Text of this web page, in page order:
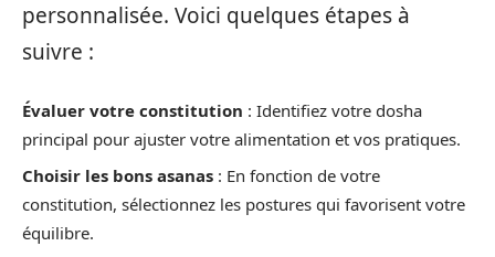
personnalisée. Voici quelques étapes à
suivre :
Évaluer votre constitution : Identifiez votre dosha
principal pour ajuster votre alimentation et vos pratiques.
Choisir les bons asanas : En fonction de votre
constitution, sélectionnez les postures qui favorisent votre
équilibre.